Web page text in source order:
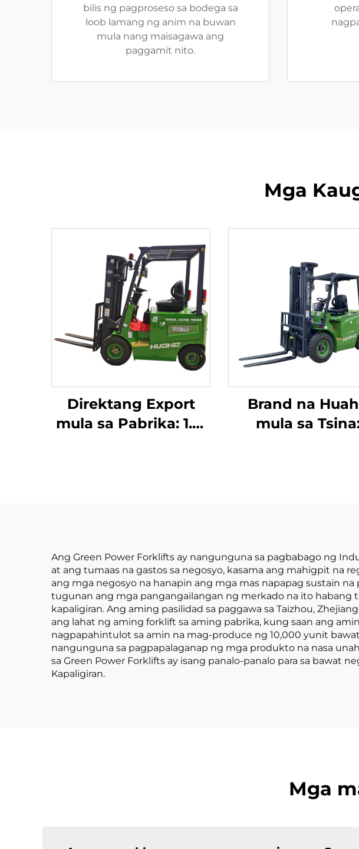
bilis ng pagproseso sa bodega sa
loob lamang ng anim na buwan
mula nang maisagawa ang
paggamit nito.
Mga
Direktang Export
mula sa Pabrika: 1.5-
Brand na
mula sa
Ang Green Power Forklifts ay nangunguna sa pagbabago ng
at ang tumaas na gastos sa negosyo, kasama ang mahigpit na
ang mga negosyo na hanapin ang mga mas napapag sustain
tugunan ang mga pangangailangan ng merkado na ito habang
kapaligiran. Ang aming pasilidad sa paggawa sa Taizhou,
ang lahat ng aming forklift sa aming pabrika, kung saan ang
nagpapahintulot sa amin na mag-produce ng 10,000 yunit
nangunguna sa pagpapalaganap ng mga produkto na nasa
sa Green Power Forklifts ay isang panalo-panalo para sa bawat
Kapaligiran.
Mga